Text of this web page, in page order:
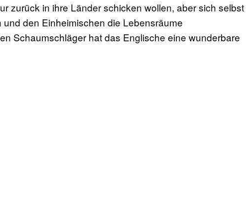
zurück in ihre Länder schicken wollen, aber sich selbst
den Einheimischen die Lebensräume
Schaumschläger hat das Englische eine wunderbare